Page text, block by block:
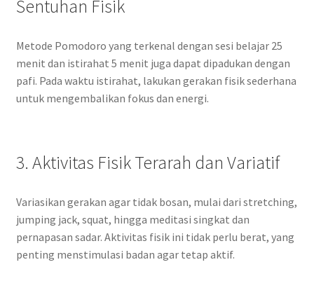
Sentuhan Fisik
Metode Pomodoro yang terkenal dengan sesi belajar 25
menit dan istirahat 5 menit juga dapat dipadukan dengan
pafi. Pada waktu istirahat, lakukan gerakan fisik sederhana
untuk mengembalikan fokus dan energi.
3. Aktivitas Fisik Terarah dan Variatif
Variasikan gerakan agar tidak bosan, mulai dari stretching,
jumping jack, squat, hingga meditasi singkat dan
pernapasan sadar. Aktivitas fisik ini tidak perlu berat, yang
penting menstimulasi badan agar tetap aktif.